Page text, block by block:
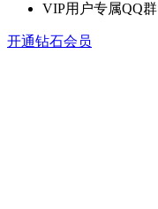
VIP用户专属QQ群
开通钻石会员